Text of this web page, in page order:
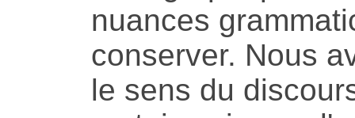
nuances
conserver. Nous
le sens du